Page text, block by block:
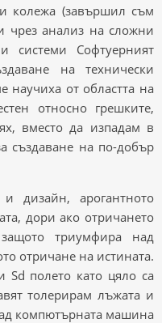
колежа (завършил съм
чрез анализ на сложни
системи Софтуерният
на технически
научиха от областта на
относно грешките,
вместо да изпадам в
създаване на по-добър
дизайн, арогантното
дори ако отричането
триумфира над
отричане на истината.
полето като цяло са
толерирам лъжата и
компютърната машина